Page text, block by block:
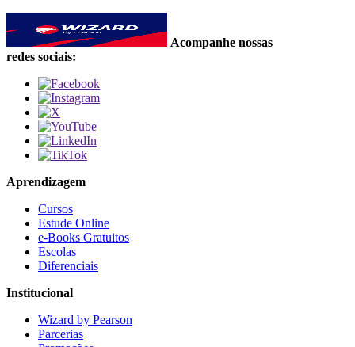
Acompanhe nossas
redes sociais:
Aprendizagem
Cursos
Estude Online
e-Books Gratuitos
Escolas
Diferenciais
Institucional
Wizard by Pearson
Parcerias